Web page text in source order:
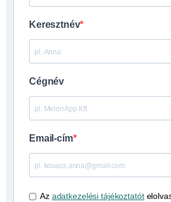
Keresztnév
Cégnév
Email-cím
Az adatkezelési tájékoztatót